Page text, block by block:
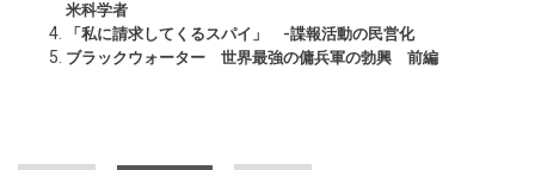
米科学者
「私に請求してくるスパイ」 -諜報活動の民営化
ブラックウォーター 世界最強の傭兵軍の勃興 前編